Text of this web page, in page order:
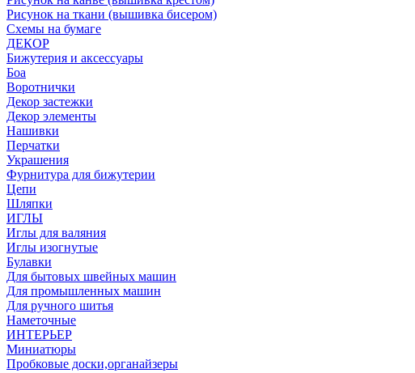
Рисунок на ткани (вышивка бисером)
Схемы на бумаге
ДЕКОР
Бижутерия и аксессуары
Боа
Воротнички
Декор застежки
Декор элементы
Нашивки
Перчатки
Украшения
Фурнитура для бижутерии
Цепи
Шляпки
ИГЛЫ
Иглы для валяния
Иглы изогнутые
Булавки
Для бытовых швейных машин
Для промышленных машин
Для ручного шитья
Наметочные
ИНТЕРЬЕР
Миниатюры
Пробковые доски,органайзеры